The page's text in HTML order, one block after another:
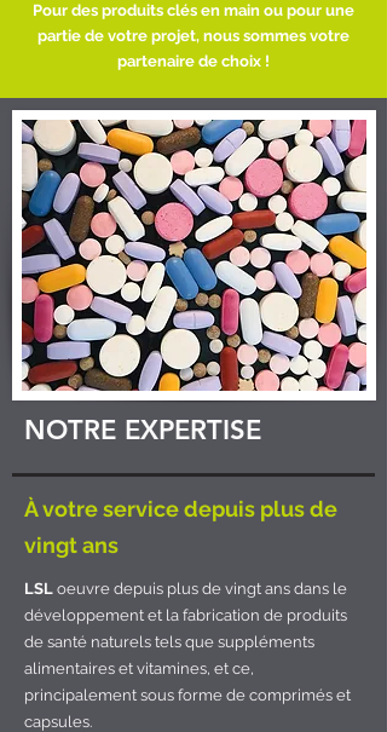
Pour des produits clés en main ou pour une
partie de votre projet, nous sommes votre
partenaire de choix !
NOTRE EXPERTISE
À votre service depuis plus de
vingt ans
LSL oeuvre depuis plus de vingt ans dans le
développement et la fabrication de produits
de santé naturels tels que suppléments
alimentaires et vitamines, et ce,
principalement sous forme de comprimés et
capsules.